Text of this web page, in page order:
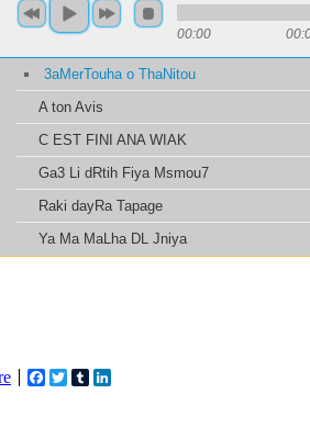
Facebook
TwitterTumblr